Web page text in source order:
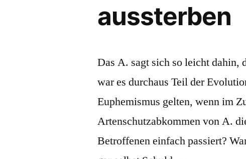
aussterben
Das A. sagt sich so leicht dahin,
war es durchaus Teil der
Euphemismus gelten, wenn im
Artenschutzabkommen von A.
Betroffenen einfach passiert?